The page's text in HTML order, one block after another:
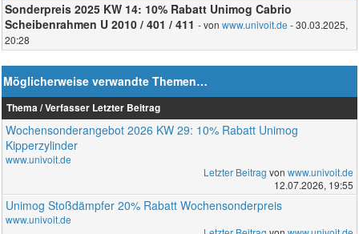
Sonderpreis 2025 KW 14: 10% Rabatt Unimog Cabrio
Scheibenrahmen U 2010 / 401 / 411 - vonwww.univoit.de - 30.03.2025,
20:28
Möglicherweise verwandte Themen…
Thema / Verfasser Letzter Beitrag
Wochensonderangebot 2026 KW 29: 10% Rabatt Unimog
Kipperzylinder
www.univoit.de
Letzter Beitrag von www.univoit.de
12.07.2026, 19:55
Unimog Stoßdämpfer 20% Rabatt Wochensonderpreis
www.univoit.de